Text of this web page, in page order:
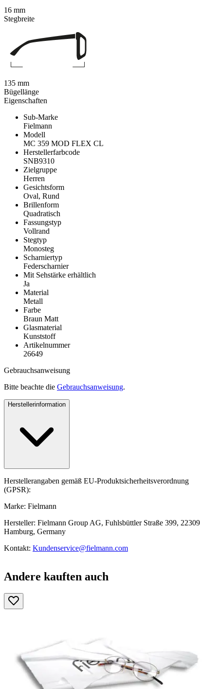
Eigenschaften
Sub-Marke
Fielmann
Modell
MC 359 MOD FLEX CL
Herstellerfarbcode
SNB9310
Zielgruppe
Herren
Gesichtsform
Oval, Rund
Brillenform
Quadratisch
Fassungstyp
Vollrand
Stegtyp
Monosteg
Scharniertyp
Federscharnier
Mit Sehstärke erhältlich
Ja
Material
Metall
Farbe
Braun Matt
Glasmaterial
Kunststoff
Artikelnummer
26649
Gebrauchsanweisung
Bitte beachte die Gebrauchsanweisung.
Herstellerinformation
Herstellerangaben gemäß EU-Produktsicherheitsverordnung
(GPSR):
Marke: Fielmann
Hersteller: Fielmann Group AG, Fuhlsbüttler Straße 399, 22309
Hamburg, Germany
Kontakt: Kundenservice@fielmann.com
16 mm
Stegbreite
135 mm
Bügellänge
Andere kauften auch